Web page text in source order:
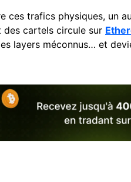
ces trafics physiques, un
des cartels circule sur
layers méconnus… et